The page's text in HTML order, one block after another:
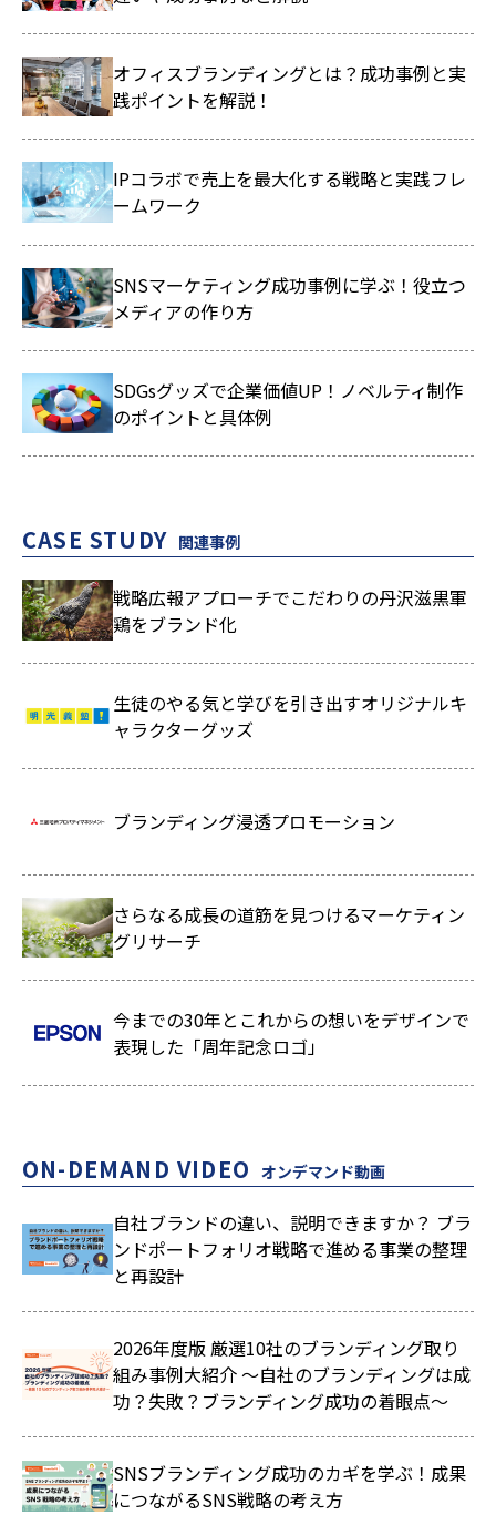
オフィスブランディングとは？成功事例と実
践ポイントを解説！
IPコラボで売上を最大化する戦略と実践フレ
ームワーク
SNSマーケティング成功事例に学ぶ！役立つ
メディアの作り方
SDGsグッズで企業価値UP！ノベルティ制作
のポイントと具体例
CASE STUDY 関連事例
戦略広報アプローチでこだわりの丹沢滋黒軍
鶏をブランド化
生徒のやる気と学びを引き出すオリジナルキ
ャラクターグッズ
ブランディング浸透プロモーション
さらなる成長の道筋を見つけるマーケティン
グリサーチ
今までの30年とこれからの想いをデザインで
表現した「周年記念ロゴ」
ON-DEMAND VIDEO オンデマンド動画
自社ブランドの違い、説明できますか？ ブラ
ンドポートフォリオ戦略で進める事業の整理
と再設計
2026年度版 厳選10社のブランディング取り
組み事例大紹介 ～自社のブランディングは成
功？失敗？ブランディング成功の着眼点～
SNSブランディング成功のカギを学ぶ！成果
につながるSNS戦略の考え方